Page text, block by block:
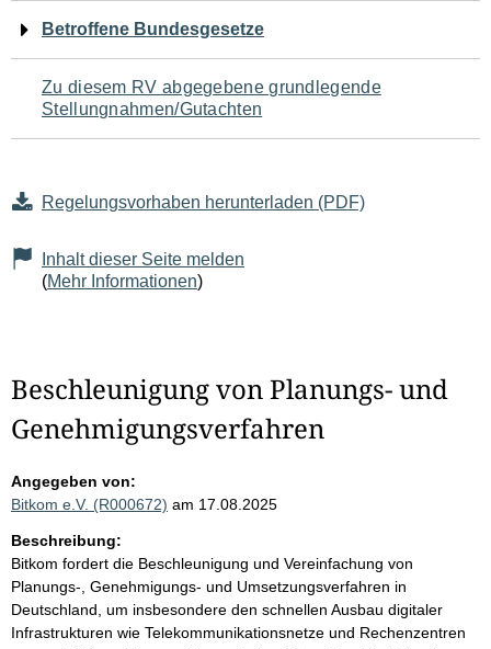
Seiteninhalt
Betroffene Bundesgesetze
Zu diesem RV abgegebene grundlegende
Stellungnahmen/Gutachten
Regelungsvorhaben herunterladen (PDF)
Inhalt dieser Seite melden
(Mehr Informationen)
Beschleunigung von Planungs- und
Genehmigungsverfahren
Angegeben von:
Bitkom e.V. (R000672) am 17.08.2025
Beschreibung:
Bitkom fordert die Beschleunigung und Vereinfachung von
Planungs-, Genehmigungs- und Umsetzungsverfahren in
Deutschland, um insbesondere den schnellen Ausbau digitaler
Infrastrukturen wie Telekommunikationsnetze und Rechenzentren